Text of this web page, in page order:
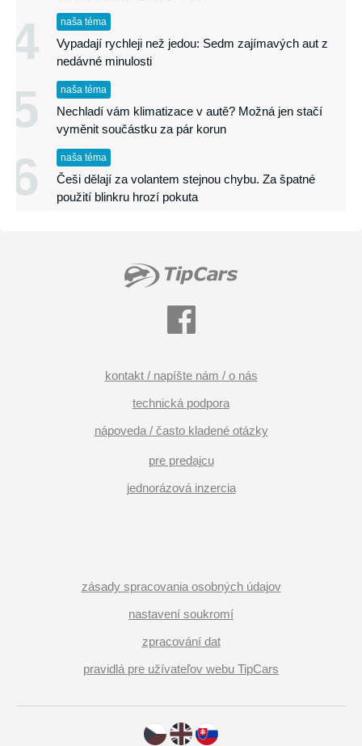
4 naša téma
Vypadají rychleji než jedou: Sedm zajímavých aut z
nedávné minulosti
5 naša téma
Nechladí vám klimatizace v autě? Možná jen stačí
vyměnit součástku za pár korun
6 naša téma
Češi dělají za volantem stejnou chybu. Za špatné
použití blinkru hrozí pokuta
kontakt / napíšte nám / o nás
technická podpora
nápoveda / často kladené otázky
pre predajcu
jednorázová inzercia
zásady spracovania osobných údajov
nastavení soukromí
zpracování dat
pravidlá pre užívateľov webu TipCars